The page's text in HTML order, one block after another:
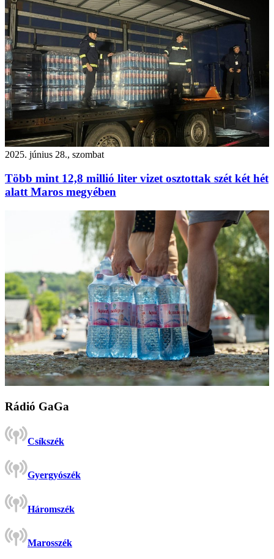
2025. június 28., szombat
Több mint 12,8 millió liter vizet osztottak szét két hét
alatt Maros megyében
Rádió GaGa
Csíkszék
Gyergyószék
Háromszék
Marosszék